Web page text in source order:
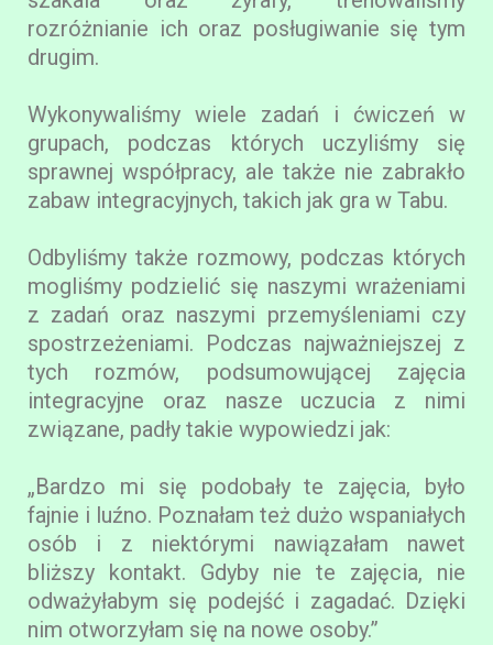
rozróżnianie ich oraz posługiwanie się tym
drugim.
Wykonywaliśmy wiele zadań i ćwiczeń w
grupach, podczas których uczyliśmy się
sprawnej współpracy, ale także nie zabrakło
zabaw integracyjnych, takich jak gra w Tabu.
Odbyliśmy także rozmowy, podczas których
mogliśmy podzielić się naszymi wrażeniami
z zadań oraz naszymi przemyśleniami czy
spostrzeżeniami. Podczas najważniejszej z
tych rozmów, podsumowującej zajęcia
integracyjne oraz nasze uczucia z nimi
związane, padły takie wypowiedzi jak:
„Bardzo mi się podobały te zajęcia, było
fajnie i luźno. Poznałam też dużo wspaniałych
osób i z niektórymi nawiązałam nawet
bliższy kontakt. Gdyby nie te zajęcia, nie
odważyłabym się podejść i zagadać. Dzięki
nim otworzyłam się na nowe osoby.”